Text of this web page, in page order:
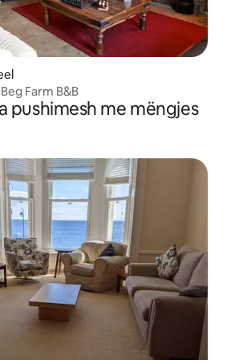
Farm B&B
pushimesh me mëngjes